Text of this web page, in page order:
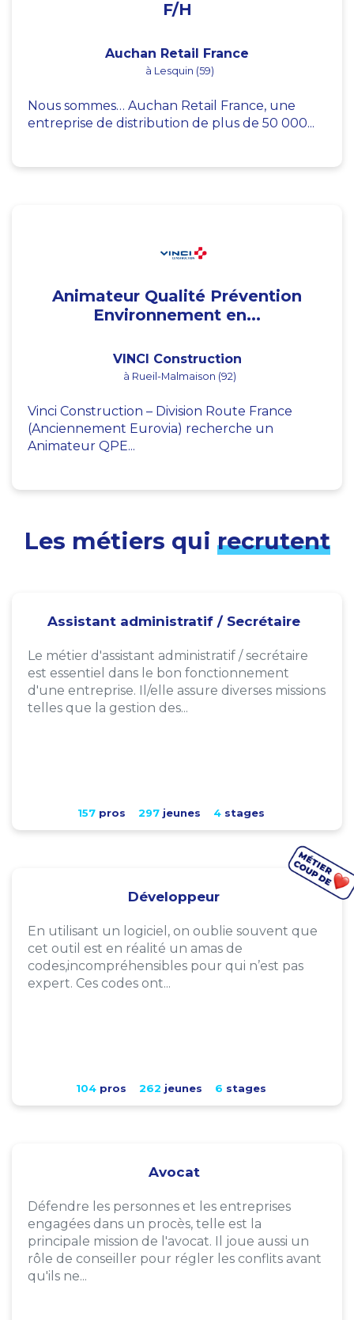
F/H
Auchan Retail France
à Lesquin (59)
Nous sommes… Auchan Retail France, une
entreprise de distribution de plus de 50 000...
Animateur Qualité Prévention
Environnement en...
VINCI Construction
à Rueil-Malmaison (92)
Vinci Construction – Division Route France
(Anciennement Eurovia) recherche un
Animateur QPE...
Les métiers qui recrutent
Assistant administratif / Secrétaire
Le métier d'assistant administratif / secrétaire
est essentiel dans le bon fonctionnement
d'une entreprise. Il/elle assure diverses missions
telles que la gestion des...
157pros 297jeunes 4stages
Développeur
En utilisant un logiciel, on oublie souvent que
cet outil est en réalité un amas de
codes,incompréhensibles pour qui n’est pas
expert. Ces codes ont...
104pros 262 jeunes 6 stages
Avocat
Défendre les personnes et les entreprises
engagées dans un procès, telle est la
principale mission de l'avocat. Il joue aussi un
rôle de conseiller pour régler les conflits avant
qu'ils ne...